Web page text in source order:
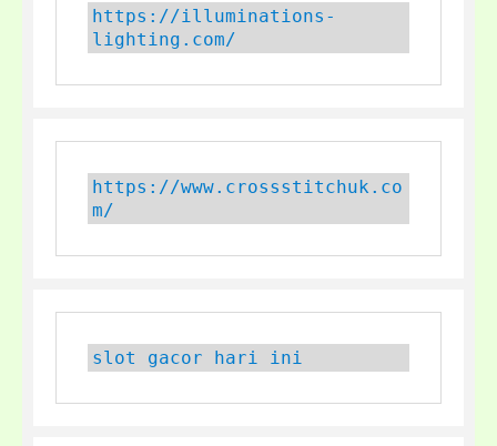
https://illuminations-
lighting.com/
https://www.crossstitchuk.co
m/
slot gacor hari ini